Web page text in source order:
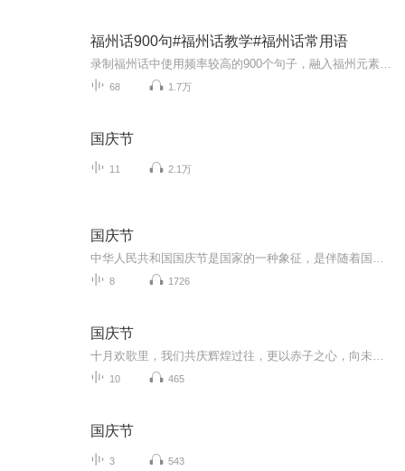
福州话900句#福州话教学#福州话常用语
68 1.7万
国庆节
11 2.1万
国庆节
8 1726
国庆节
10 465
国庆节
3 543